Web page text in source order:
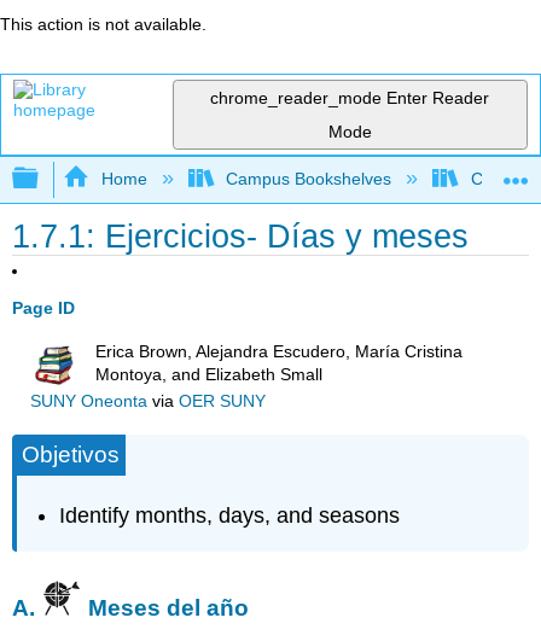
This action is not available.
chrome_reader_mode Enter Reader
Mode
Expand/collapse global hierarchy
Home Campus Bookshelves
1.7.1: Ejercicios- Días y meses
Page ID
Erica Brown, Alejandra Escudero, María Cristina
Montoya, and Elizabeth Small
SUNY Oneontavia OER SUNY
Objetivos
Identify months, days, and seasons
A. Meses del año